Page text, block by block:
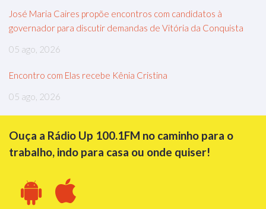
José Maria Caires propõe encontros com candidatos à
governador para discutir demandas de Vitória da Conquista
05 ago, 2026
Encontro com Elas recebe Kênia Cristina
05 ago, 2026
Ouça a Rádio Up 100.1FM no caminho para o
trabalho, indo para casa ou onde quiser!